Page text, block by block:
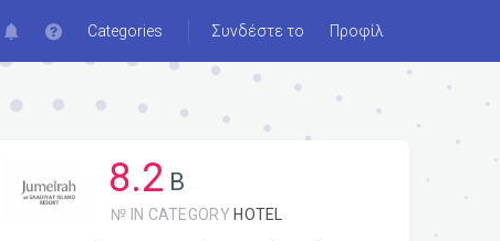
Categories Συνδέστε το Προφίλ
8.2 B
№ IN CATEGORY HOTEL